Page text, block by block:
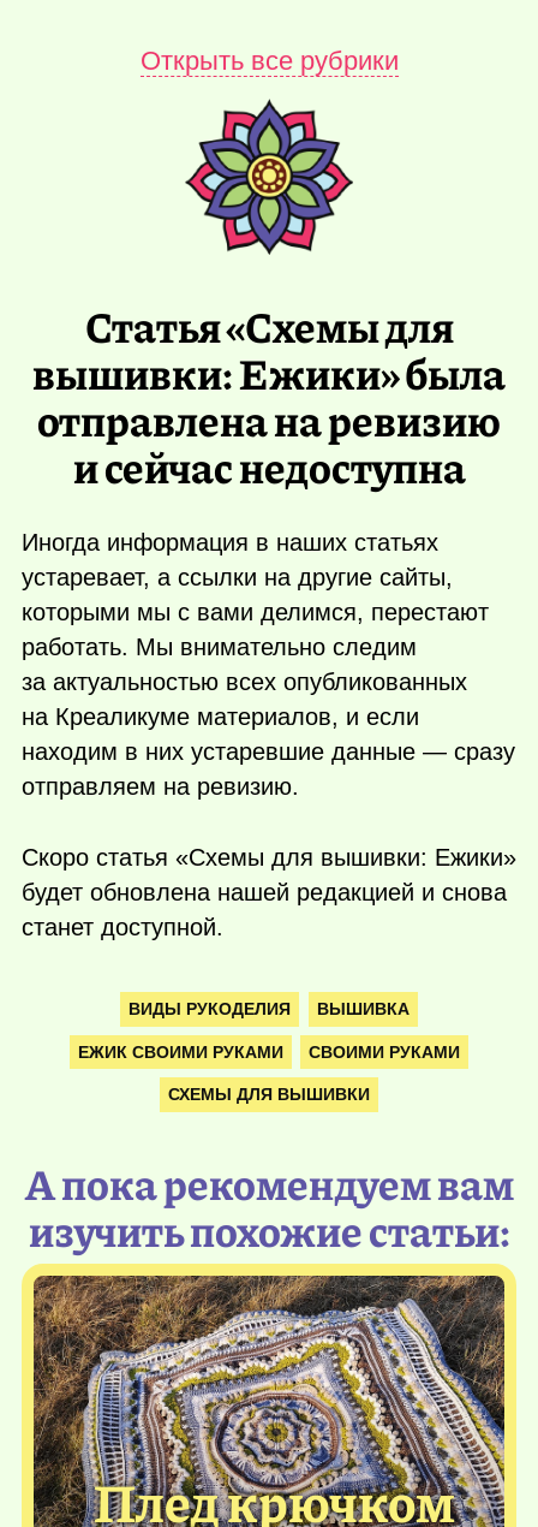
Открыть все рубрики
Статья «Схемы для
вышивки: Ежики» была
отправлена на ревизию
и сейчас недоступна
Иногда информация в наших статьях
устаревает, а ссылки на другие сайты,
которыми мы с вами делимся, перестают
работать. Мы внимательно следим
за актуальностью всех опубликованных
на Креаликуме материалов, и если
находим в них устаревшие данные — сразу
отправляем на ревизию.
Скоро статья «Схемы для вышивки: Ежики»
будет обновлена нашей редакцией и снова
станет доступной.
ВИДЫ РУКОДЕЛИЯ ВЫШИВКА
ЕЖИК СВОИМИ РУКАМИ СВОИМИ РУКАМИ
СХЕМЫ ДЛЯ ВЫШИВКИ
А пока рекомендуем вам
изучить похожие статьи:
Плед крючком